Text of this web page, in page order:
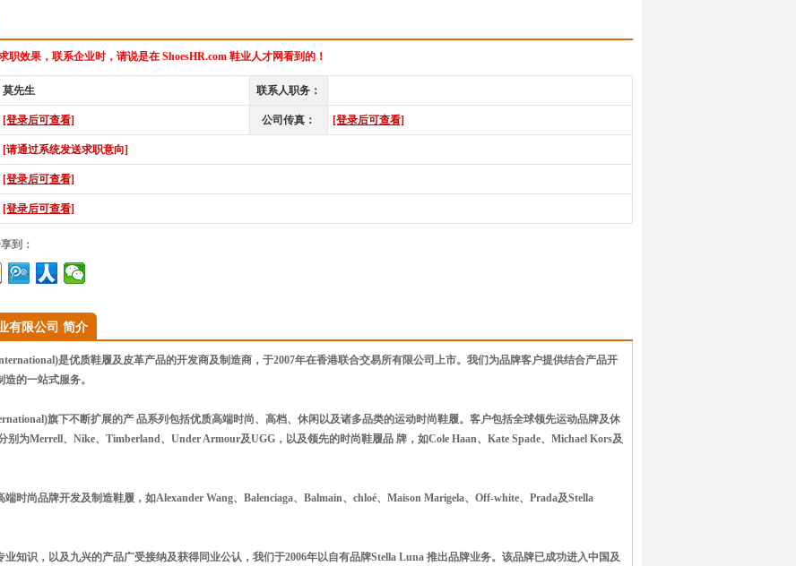
职效果，联系企业时，请说是在 ShoesHR.com 鞋业人才网看到的！
莫先生 联系人职务：
[登录后可查看] 公司传真： [登录后可查看]
[请通过系统发送求职意向]
[登录后可查看]
[登录后可查看]
到：
有限公司 简介
是优质鞋履及皮革产品的开发商及制造商，于2007年在香港联合交易所有限公司上市。我们为品牌客户提供结合产品开
的一站式服务。
旗下不断扩展的产 品系列包括优质高端时尚、高档、休闲以及诸多品类的运动时尚鞋履。客户包括全球领先运动品牌及休
别为Merrell、Nike、Timberland、Under Armour及UGG，以及领先的时尚鞋履品 牌，如Cole Haan、Kate Spade、Michael Kors及
端时尚品牌开发及制造鞋履，如Alexander Wang、Balenciaga、Balmain、chloé、Maison Marigela、Off-white、Prada及Stella
业知识，以及九兴的产品广受接纳及获得同业公认，我们于2006年以自有品牌Stella Luna 推出品牌业务。该品牌已成功进入中国及